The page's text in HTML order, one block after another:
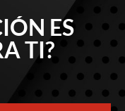
ES
TI?